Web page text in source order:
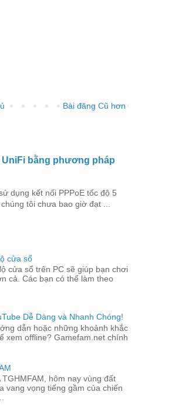
Bài đăng Cũ hơn
bằng phương pháp
dụng kết nối PPPoE tốc độ 5
tôi chưa bao giờ đạt ...
cửa sổ
cửa sổ trên PC sẽ giúp bạn chơi
cả. Các bạn có thể làm theo
Dễ Dàng và Nhanh Chóng!
dẫn hoặc những khoảnh khắc
xem offline? Gamefam.net chính
hôm nay vùng đất
vang vọng tiếng gầm của chiến